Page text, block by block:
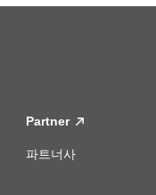
Partner
파트너사